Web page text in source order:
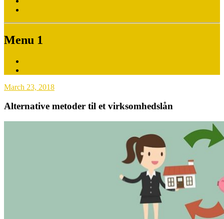
Menu 1
March 23, 2018
Alternative metoder til et virksomhedslån